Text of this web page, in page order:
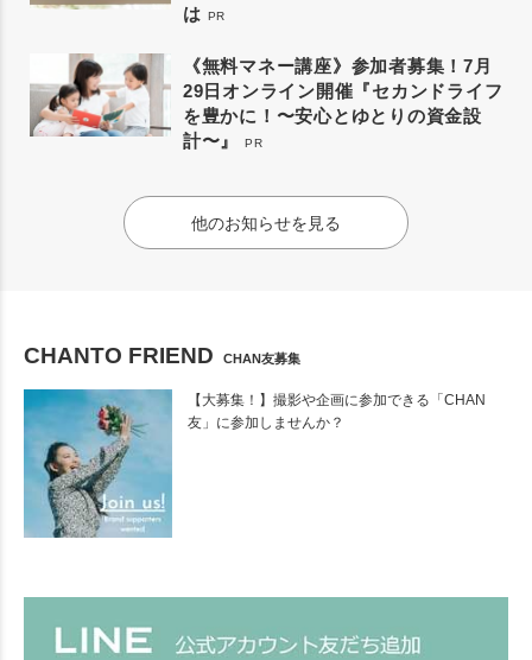
は PR
《無料マネー講座》参加者募集！7月
29日オンライン開催『セカンドライフ
を豊かに！〜安心とゆとりの資金設
計〜』
PR
他のお知らせを見る
CHANTO FRIEND CHAN友募集
【大募集！】撮影や企画に参加できる「CHAN
友」に参加しませんか？